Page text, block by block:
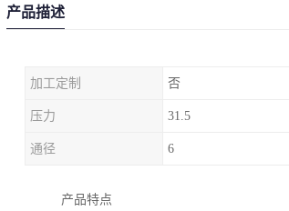
产品描述
加工定制 否
压力 31.5
通径 6
产品特点